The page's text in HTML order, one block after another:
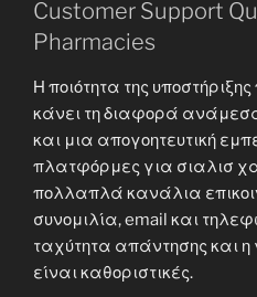
Customer Support
Pharmacies
Η ποιότητα της
κάνει τη διαφορά
και μια απογοητευτική
πλατφόρμες για σιαλισ
πολλαπλά κανάλια
συνομιλία, email και
ταχύτητα απάντησης και η
είναι καθοριστικές.